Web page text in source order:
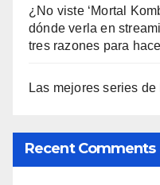
¿No viste ‘Mortal
dónde verla en
tres razones para
Las mejores series
Recent Comments